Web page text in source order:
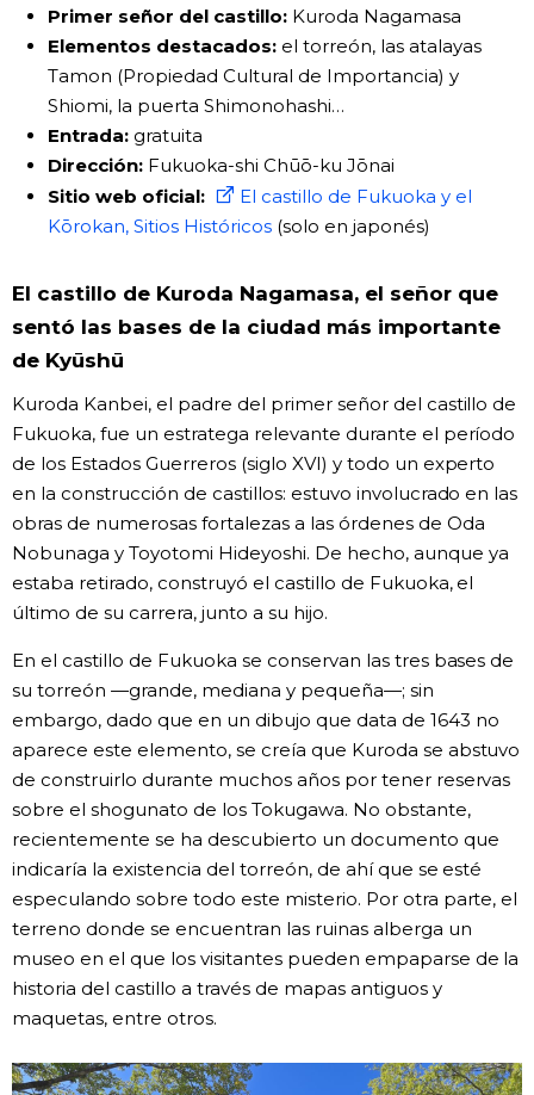
Primer señor del castillo: Kuroda Nagamasa
Elementos destacados: el torreón, las atalayas
Tamon (Propiedad Cultural de Importancia) y
Shiomi, la puerta Shimonohashi…
Entrada: gratuita
Dirección: Fukuoka-shi Chūō-ku Jōnai
Sitio web oficial:
El castillo de Fukuoka y el
Kōrokan, Sitios Históricos(solo en japonés)
El castillo de Kuroda Nagamasa, el señor que
sentó las bases de la ciudad más importante
de Kyūshū
Kuroda Kanbei, el padre del primer señor del castillo de
Fukuoka, fue un estratega relevante durante el período
de los Estados Guerreros (siglo XVI) y todo un experto
en la construcción de castillos: estuvo involucrado en las
obras de numerosas fortalezas a las órdenes de Oda
Nobunaga y Toyotomi Hideyoshi. De hecho, aunque ya
estaba retirado, construyó el castillo de Fukuoka, el
último de su carrera, junto a su hijo.
En el castillo de Fukuoka se conservan las tres bases de
su torreón —grande, mediana y pequeña—; sin
embargo, dado que en un dibujo que data de 1643 no
aparece este elemento, se creía que Kuroda se abstuvo
de construirlo durante muchos años por tener reservas
sobre el shogunato de los Tokugawa. No obstante,
recientemente se ha descubierto un documento que
indicaría la existencia del torreón, de ahí que se esté
especulando sobre todo este misterio. Por otra parte, el
terreno donde se encuentran las ruinas alberga un
museo en el que los visitantes pueden empaparse de la
historia del castillo a través de mapas antiguos y
maquetas, entre otros.